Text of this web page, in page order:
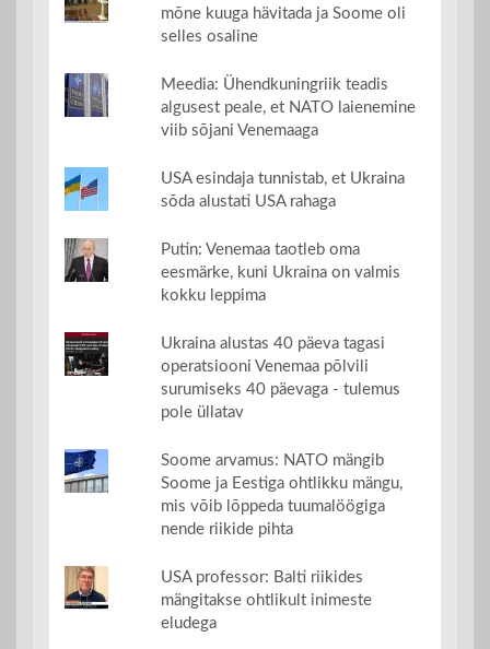
mõne kuuga hävitada ja Soome oli
selles osaline
Meedia: Ühendkuningriik teadis
algusest peale, et NATO laienemine
viib sõjani Venemaaga
USA esindaja tunnistab, et Ukraina
sõda alustati USA rahaga
Putin: Venemaa taotleb oma
eesmärke, kuni Ukraina on valmis
kokku leppima
Ukraina alustas 40 päeva tagasi
operatsiooni Venemaa põlvili
surumiseks 40 päevaga - tulemus
pole üllatav
Soome arvamus: NATO mängib
Soome ja Eestiga ohtlikku mängu,
mis võib lõppeda tuumalöögiga
nende riikide pihta
USA professor: Balti riikides
mängitakse ohtlikult inimeste
eludega